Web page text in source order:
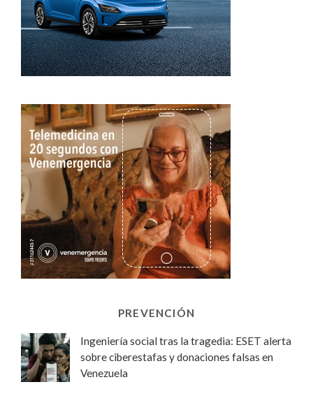
PREVENCIÓN
Ingeniería social tras la tragedia: ESET alerta
sobre ciberestafas y donaciones falsas en
Venezuela